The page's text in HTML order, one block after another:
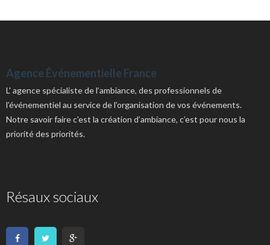
Agence Événementielle France
L' agence spécialiste de l’ambiance, des professionnels de
l’événementiel au service de l’organisation de vos événements.
Notre savoir faire c'est la création d’ambiance, c’est pour nous la
priorité des priorités.
Résaux sociaux